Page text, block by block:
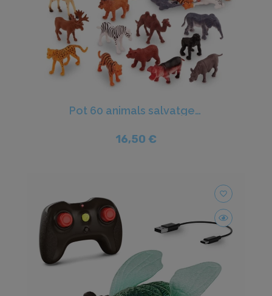
Pot 60 animals salvatges - Terra
16,50 €
favorite_border